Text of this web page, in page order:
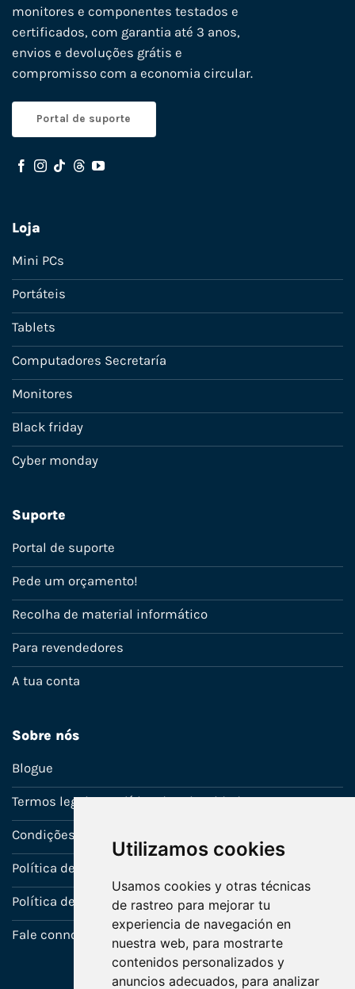
Utilizamos cookies
Usamos cookies y otras técnicas
de rastreo para mejorar tu
experiencia de navegación en
nuestra web, para mostrarte
contenidos personalizados y
anuncios adecuados, para analizar
monitores e componentes testados e
certificados, com garantia até 3 anos,
envios e devoluções grátis e
compromisso com a economia circular.
Portal de suporte
Loja
Mini PCs
Portáteis
Tablets
Computadores Secretaría
Monitores
Black friday
Cyber monday
Suporte
Portal de suporte
Pede um orçamento!
Recolha de material informático
Para revendedores
A tua conta
Sobre nós
Blogue
Termos legais e política de privacidade
Condições de venda
Política de Garantia
Política de utilização de cookies
Fale connosco